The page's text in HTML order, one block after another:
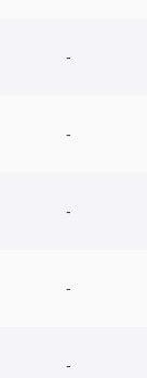
-
-
-
-
-